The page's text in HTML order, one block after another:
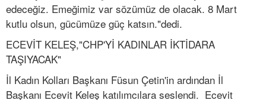
edeceğiz. Emeğimiz var sözümüz de olacak. 8 Mart
kutlu olsun, gücümüze güç katsın."dedi.
ECEVİT KELEŞ,"CHP'Yİ KADINLAR İKTİDARA
TAŞIYACAK"
İl Kadın Kolları Başkanı Füsun Çetin'in ardından İl
Başkanı Ecevit Keleş katılımcılara seslendi. Ecevit